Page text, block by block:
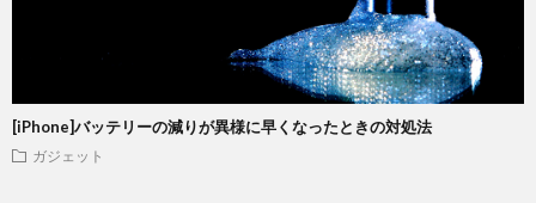
[iPhone]バッテリーの減りが異様に早くなったときの対処法
ガジェット